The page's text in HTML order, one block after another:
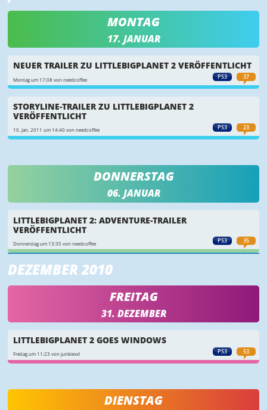
MONTAG
17. JANUAR
PS3 37
NEUER TRAILER ZU LITTLEBIGPLANET 2 VERÖFFENTLICHT
Montag um 17:08 von needcoffee
PS3 23
STORYLINE-TRAILER ZU LITTLEBIGPLANET 2
VERÖFFENTLICHT
10. Jan. 2011 um 14:40 von needcoffee
DONNERSTAG
06. JANUAR
PS3 35
LITTLEBIGPLANET 2: ADVENTURE-TRAILER
VERÖFFENTLICHT
Donnerstag um 13:35 von needcoffee
DEZEMBER 2010
FREITAG
31. DEZEMBER
PS3 53
LITTLEBIGPLANET 2 GOES WINDOWS
Freitag um 11:23 von junkiexxl
DIENSTAG